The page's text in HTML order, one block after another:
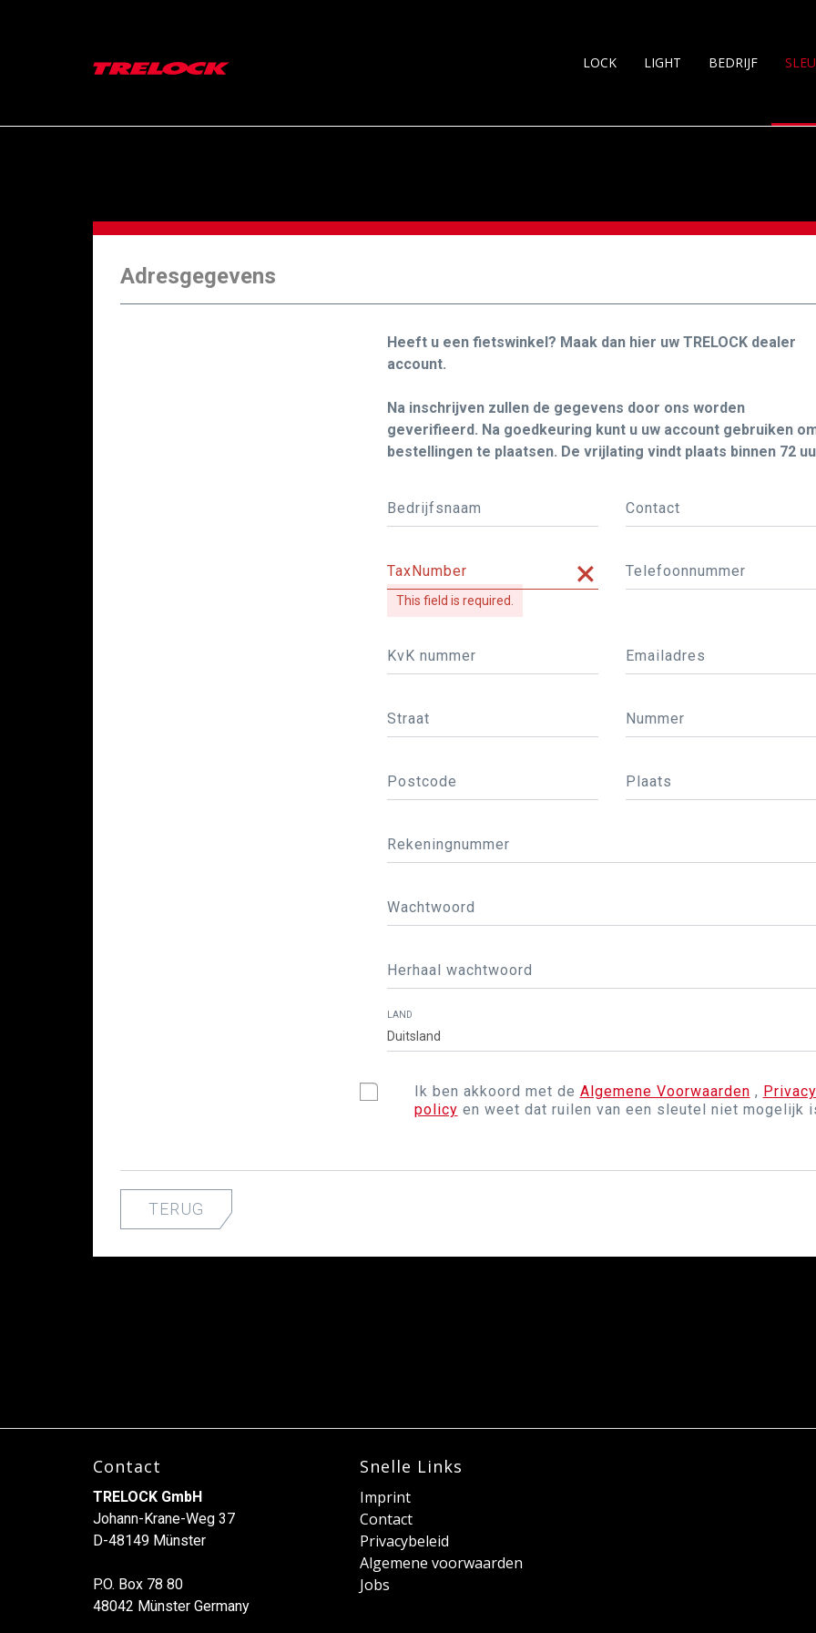
LOCK LIGHT BEDRIJF
Adresgegevens
Heeft u een fietswinkel? Maak dan hier uw TRELOCK dealer
account.
Na inschrijven zullen de gegevens door ons worden
geverifieerd. Na goedkeuring kunt u uw account gebruiken
bestellingen te plaatsen. De vrijlating vindt plaats binnen 72
Bedrijfsnaam Contact
TaxNumber
This field is required.
Telefoonnummer
KvK nummer Emailadres
Straat Nummer
Postcode Plaats
Rekeningnummer
Wachtwoord
Herhaal wachtwoord
LAND
Ik ben akkoord met de Algemene Voorwaarden , Privacy
policy en weet dat ruilen van een sleutel niet mogelijk
TERUG
Contact
TRELOCK GmbH
Johann-Krane-Weg 37
D-48149 Münster
P.O. Box 78 80
48042 Münster Germany
Snelle Links
Imprint
Contact
Privacybeleid
Algemene voorwaarden
Jobs